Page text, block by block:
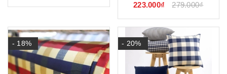
223.000₫ 279.000₫
- 18% - 20%